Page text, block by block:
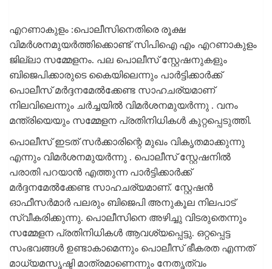
എറണാകുളം :പൊലീസിനെതിരെ രൂക്ഷ
വിമര്‍ശനമുയർത്തിക്കൊണ്ട് സിപിഐ എം എറണാകുളം
ജില്ലാ സമ്മേളനം. പല പൊലീസ് സ്റ്റേഷനുകളും
ബിജെപിക്കാരുടെ കൈയിലെന്നും പാര്‍ട്ടിക്കാര്‍ക്ക്
പൊലീസ് മര്‍ദ്ദനമേല്‍ക്കേണ്ട സാഹചര്യമാണ്
നിലവിലെന്നും ചർച്ചയിൽ വിമര്‍ശനമുയർന്നു . വനം
മന്ത്രിയെയും സമ്മേളന പ്രതിനിധികള്‍ കുറ്റപ്പെടുത്തി.
പൊലീസ് ഇടത് സര്‍ക്കാരിന്റെ മുഖം വികൃതമാക്കുന്നു
എന്നും വിമര്‍ശനമുയർന്നു . പൊലീസ് സ്റ്റേഷനില്‍
പരാതി പറയാന്‍ എത്തുന്ന പാര്‍ട്ടിക്കാര്‍ക്ക്
മര്‍ദ്ദനമേല്‍ക്കേണ്ട സാഹചര്യമാണ്. സ്റ്റേഷന്‍
ഓഫീസര്‍മാര്‍ പലരും ബിജെപി അനുകൂല നിലപാട്
സ്വീകരിക്കുന്നു. പൊലീസിനെ അഴിച്ചു വിടരുതെന്നും
സമ്മേളന പ്രതിനിധികള്‍ ആവശ്യപ്പെട്ടു. ഒറ്റപ്പെട്ട
സംഭവങ്ങള്‍ ഉണ്ടാകാമെന്നും പൊലീസ് ഭീകരത എന്നത്
മാധ്യമസൃഷ്ടി മാത്രമാണെന്നും നേതൃത്വം